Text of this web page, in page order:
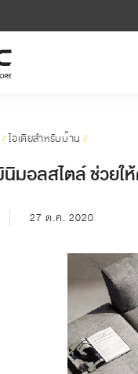
/ไอเดียสำหรับบ้าน /
นิมอลสไตล์ ช่วย
27 ต.ค. 2020